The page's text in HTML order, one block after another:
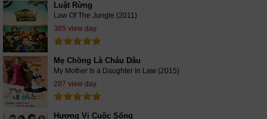
Luật Rừng
Law Of The Jungle (2011)
365 view day
Mẹ Chồng Là Cháu Dâu
My Mother Is a Daughter In Law (2015)
287 view day
Hương Vị Cuộc Sống